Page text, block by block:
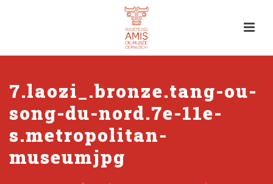
7.laozi_.bronze.tang-ou-
song-du-nord.7e-11e-
s.metropolitan-
museumjpg